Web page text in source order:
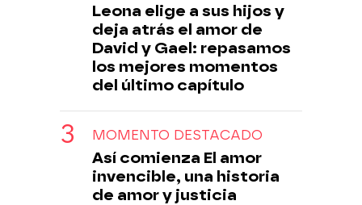
Leona elige a sus hijos y
deja atrás el amor de
David y Gael: repasamos
los mejores momentos
del último capítulo
MOMENTO DESTACADO
Así comienza El amor
invencible, una historia
de amor y justicia